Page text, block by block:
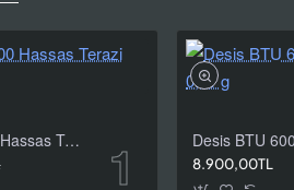
Dikomsan HT-SA 600 Hassas Terazi 600 g / 0,01 g
8.900,00TL